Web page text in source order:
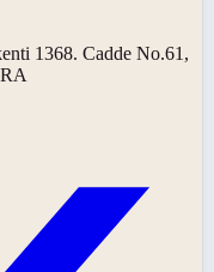
1368. Cadde No.61,